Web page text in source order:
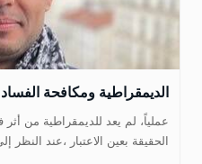
‏الديمقراطية ومكافحة الفساد
عملياً، لم يعد للديمقراطية من
الحقيقة بعين الاعتبار ،عند النظر